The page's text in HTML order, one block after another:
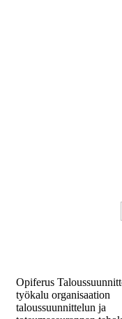
Opiferus
työkalu organisaation
taloussuunnittelun ja